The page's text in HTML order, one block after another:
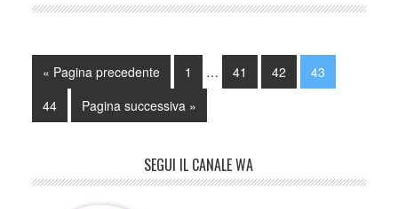
« Pagina precedente 1 … 41 42
43
44
Pagina successiva »
SEGUI IL CANALE WA